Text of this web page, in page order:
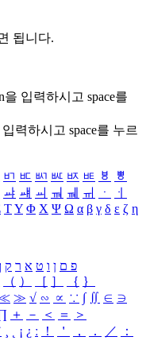
됩니다.
을 입력하시고 space를
입력하시고 space를 누르
ㅲ ㅳ ㅴ ㅵ ㅶ ㅷ ㅸ
ㅹ
ㆇ ㆈ ㆉ ㆊ ㆋ ㆌ ㆍ
ㆎ
ΤΥ Φ Χ Ψ Ω α β γ δ ε ζ η
פ ם ן ו ט א ר ק
（ ） ［ ］ ｛ ｝
≫ √ ∽ ∝ ∵ ∫ ∬ ∈ ∋
＋ － ＜ ＝
＞
˙ ¸ ¡ ¿ ː ！ ＇ ， ． ／
：